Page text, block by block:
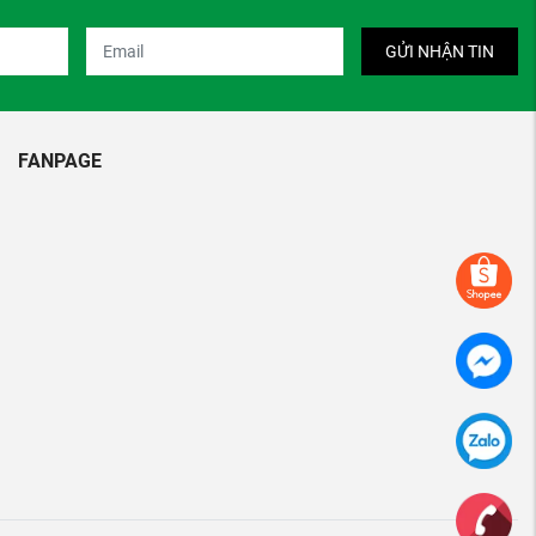
GỬI NHẬN TIN
FANPAGE